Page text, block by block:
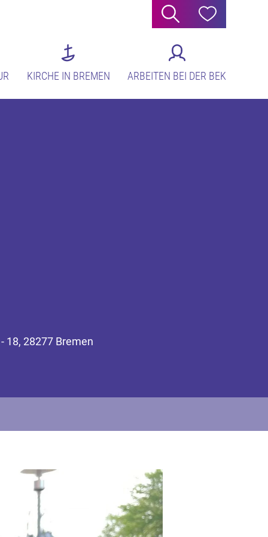
Suche Hilfe
KIRCHE IN BREMEN ARBEITEN BEI DER BEK
18, 28277 Bremen